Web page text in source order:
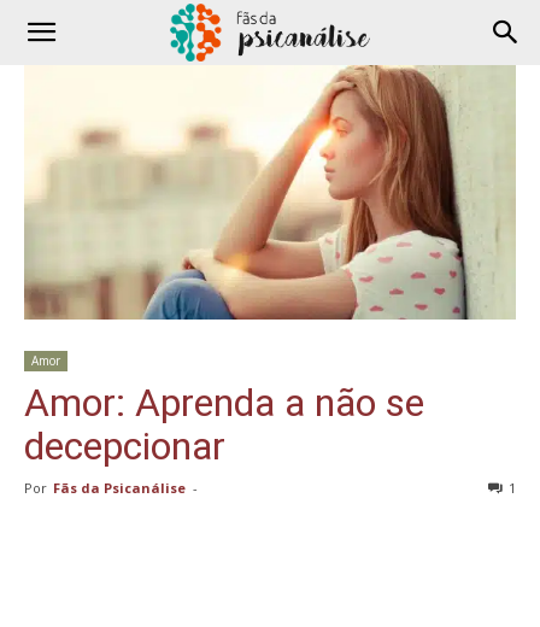
Amor
Amor: Aprenda a não se
decepcionar
Por Fãs da Psicanálise - 1